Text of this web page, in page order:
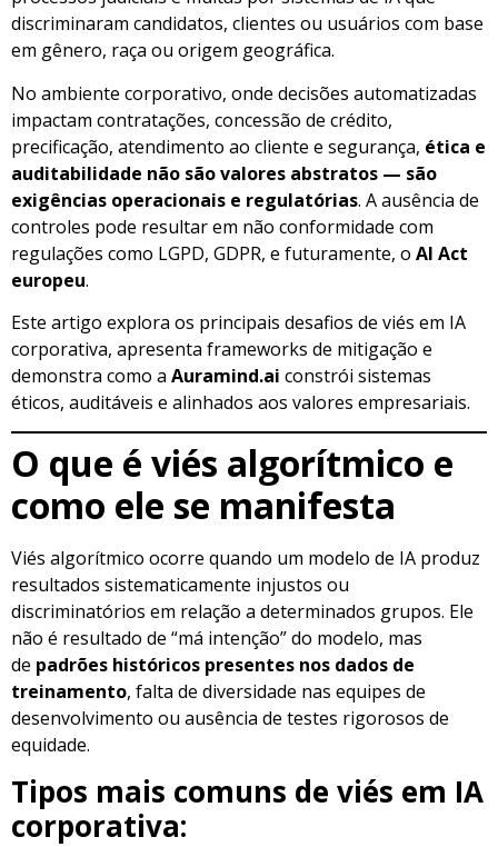
discriminaram candidatos, clientes ou usuários com base
em gênero, raça ou origem geográfica.
No ambiente corporativo, onde decisões automatizadas
impactam contratações, concessão de crédito,
precificação, atendimento ao cliente e segurança, ética e
auditabilidade não são valores abstratos — são
exigências operacionais e regulatórias. A ausência de
controles pode resultar em não conformidade com
regulações como LGPD, GDPR, e futuramente, o AI Act
europeu.
Este artigo explora os principais desafios de viés em IA
corporativa, apresenta frameworks de mitigação e
demonstra como a Auramind.ai constrói sistemas
éticos, auditáveis e alinhados aos valores empresariais.
O que é viés algorítmico e
como ele se manifesta
Viés algorítmico ocorre quando um modelo de IA produz
resultados sistematicamente injustos ou
discriminatórios em relação a determinados grupos. Ele
não é resultado de “má intenção” do modelo, mas
de padrões históricos presentes nos dados de
treinamento, falta de diversidade nas equipes de
desenvolvimento ou ausência de testes rigorosos de
equidade.
Tipos mais comuns de viés em IA
corporativa: